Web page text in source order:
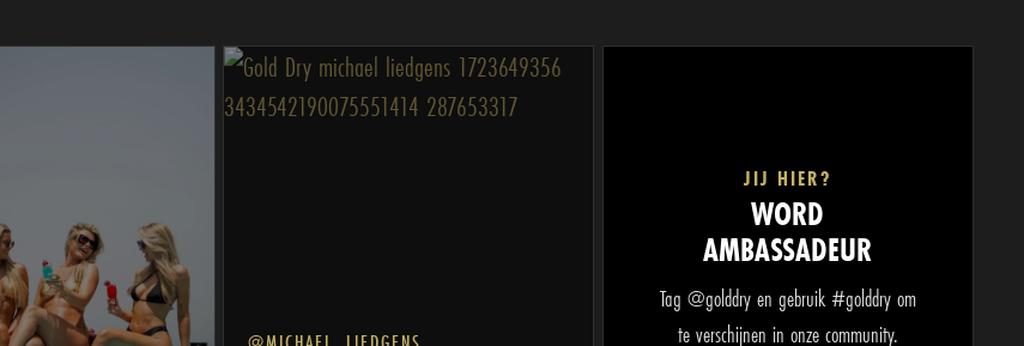
JIJ HIER?
WORD
AMBASSADEUR
Tag @golddry en gebruik #golddry om
te verschijnen in onze community.